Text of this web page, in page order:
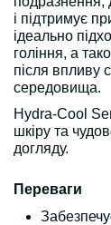
і підтримує
ідеально
гоління, а
після впливу
середовища.
Hydra-Cool
шкіру та
догляду.
Переваги